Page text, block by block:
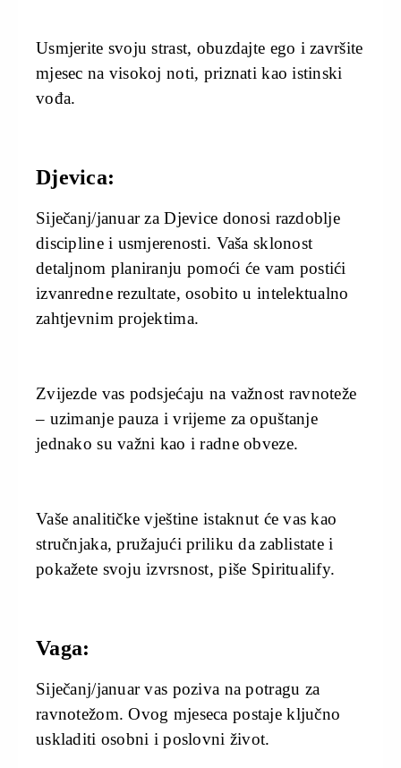
Usmjerite svoju strast, obuzdajte ego i završite
mjesec na visokoj noti, priznati kao istinski
vođa.
Djevica:
Siječanj/januar za Djevice donosi razdoblje
discipline i usmjerenosti. Vaša sklonost
detaljnom planiranju pomoći će vam postići
izvanredne rezultate, osobito u intelektualno
zahtjevnim projektima.
Zvijezde vas podsjećaju na važnost ravnoteže
– uzimanje pauza i vrijeme za opuštanje
jednako su važni kao i radne obveze.
Vaše analitičke vještine istaknut će vas kao
stručnjaka, pružajući priliku da zablistate i
pokažete svoju izvrsnost, piše Spiritualify.
Vaga:
Siječanj/januar vas poziva na potragu za
ravnotežom. Ovog mjeseca postaje ključno
uskladiti osobni i poslovni život.